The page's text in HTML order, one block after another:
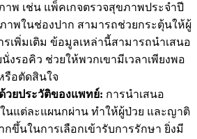
าพ เช่น แพ็คเกจตรวจสุขภาพประจำปี
าพในช่องปาก สามารถช่วยกระตุ้นให้ผู้
เพิ่มเติม ข้อมูลเหล่านี้สามารถนำเสนอ
งรอคิว ช่วยให้พวกเขามีเวลาเพียงพอ
รือตัดสินใจ
วยประวัติของแพทย์: การนำเสนอ
นแต่ละแผนกผ่าน ทำให้ผู้ป่วย และญาติ
กขึ้นในการเลือกเข้ารับการรักษา ยิ่งมี